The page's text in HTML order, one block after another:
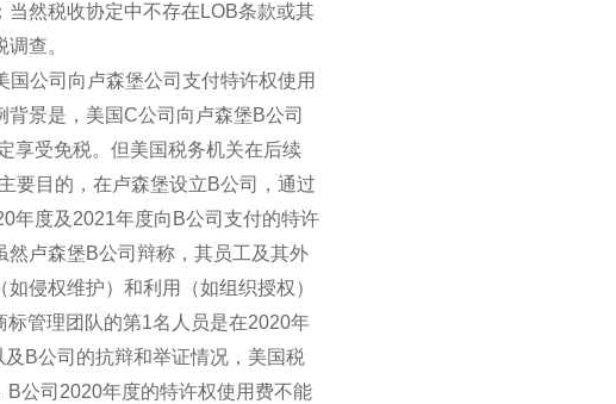
然税收协定中不存在LOB条款或其
查。
公司向卢森堡公司支付特许权使用
景是，美国C公司向卢森堡B公司
享受免税。但美国税务机关在后续
要目的，在卢森堡设立B公司，通过
年度及2021年度向B公司支付的特许
卢森堡B公司辩称，其员工及其外
侵权维护）和利用（如组织授权）
管理团队的第1名人员是在2020年
B公司的抗辩和举证情况，美国税
公司2020年度的特许权使用费不能